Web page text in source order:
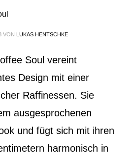
VON LUKAS HENTSCHKE
Soul vereint
Design mit einer
Raffinessen. Sie
ausgesprochenen
und fügt sich mit ihren
harmonisch in